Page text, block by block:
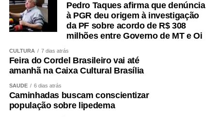
Pedro Taques afirma que denúncia
à PGR deu origem à investigação
da PF sobre acordo de R$ 308
milhões entre Governo de MT e Oi
CULTURA 7 dias atrás
Feira do Cordel Brasileiro vai até
amanhã na Caixa Cultural Brasília
SAÚDE 6 dias atrás
Caminhadas buscam conscientizar
população sobre lipedema